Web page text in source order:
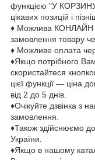
функцією "У
цікавих позицій і
♦ Можлива КОНЛАЙН
замовлення товару
♦ Можливе оплата
♦Якщо потрібного
скористайтеся
цієї функції — ціна
від 2 до 5 днів.
♦Очікуйте дзвінка з
замовлення.
♦Також здійснюємо
України.
♦Якщо в нашому